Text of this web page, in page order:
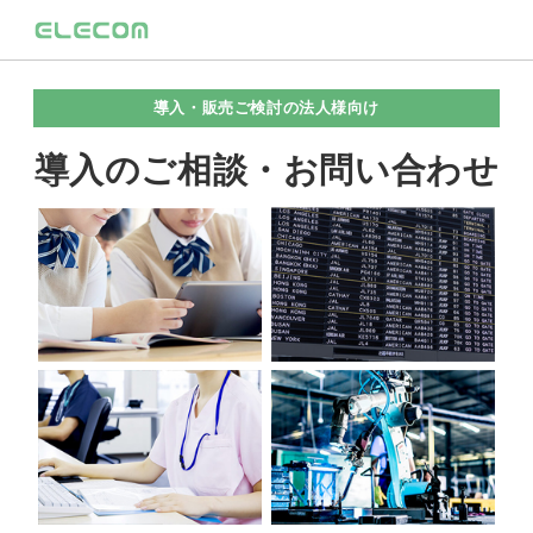
導入・販売ご検討の法人様向け
導入のご相談・お問い合わせ